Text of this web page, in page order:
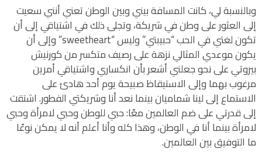
وبالنسبة لي، كانت المسافة بيني وبين الوطن تعني أنني سعيت
إلى العثور على وطن في شريكة، وتجلى ذلك في اشتياقي إلى أن
تكون لغتي في الحب “حبيبتي” وليس “sweetheart” وإلى أن
يكون موعدي المثالي نزهة على رصيف متكسر من كورنيش
بيروتي على نحو جعلني أشعر بأن انكساري واشتياقي أمرين
مرغوب بهما وإلى الاستيقاظ صبيحة يوم أحد هادئ على
الاستماع إلى لينا شماميان بينما نعد أنا وشريكتي الفطور. اشتقت
إلى قدرتي على ضم العالمين معًا: حبي للوطن وحبي لامرأة وحبي
لامرأة بينما أنا في الوطن، وهذا كله وأنا أعلم أنه لا يمكن نوعًا
ما التوفيق بين العالمين.